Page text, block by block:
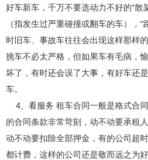
好车新车，千万不要选动力不好的“散
（指发生过严重碰撞或翻车的车），“
时旧车、事故车往往会出现这样那样
挑车不必太严格，但如果车有毛病，
坏了，有时还会误了大事，有好车还
车。
4、看服务 租车合同一般是格式合
的合同条款非常苛刻，动不动要承租
动不动要扣除全部押金，有的公司超
都计费，这样的公司还是敬而远之为好